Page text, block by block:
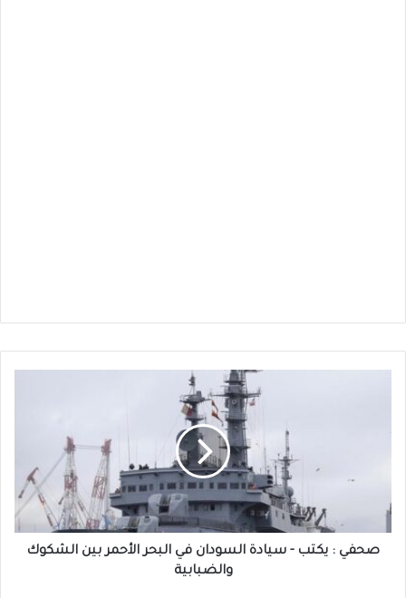
البحر
الأحمر
بينصحفي : يكتب - سيادة السودان في البحر الأحمر بين الشكوك
والضبابية